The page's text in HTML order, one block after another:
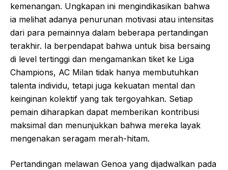
kemenangan. Ungkapan ini mengindikasikan bahwa
ia melihat adanya penurunan motivasi atau intensitas
dari para pemainnya dalam beberapa pertandingan
terakhir. Ia berpendapat bahwa untuk bisa bersaing
di level tertinggi dan mengamankan tiket ke Liga
Champions, AC Milan tidak hanya membutuhkan
talenta individu, tetapi juga kekuatan mental dan
keinginan kolektif yang tak tergoyahkan. Setiap
pemain diharapkan dapat memberikan kontribusi
maksimal dan menunjukkan bahwa mereka layak
mengenakan seragam merah-hitam.
Pertandingan melawan Genoa yang dijadwalkan pada